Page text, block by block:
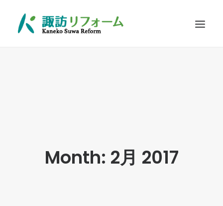
お問い合わせMonth: 2月 2017